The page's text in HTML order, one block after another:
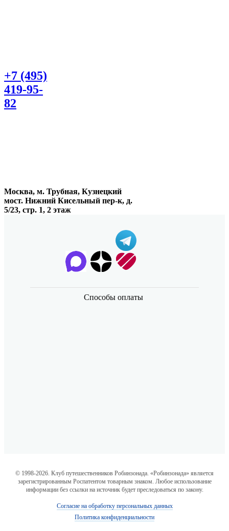
+7 (495)
419-95-
82
Москва, м. Трубная, Кузнецкий
мост. Нижний Кисельный пер-к, д.
5/23, стр. 1, 2 этаж
Способы оплаты
© 1998-2026. Клуб путешественников Робинзонада. «Робинзонада» является
зарегистрированным Роспатентом товарным знаком. Любое использование
информации без ссылки на источник будет преследоваться по закону.
Согласие на обработку персональных данных
Политика конфиденциальности